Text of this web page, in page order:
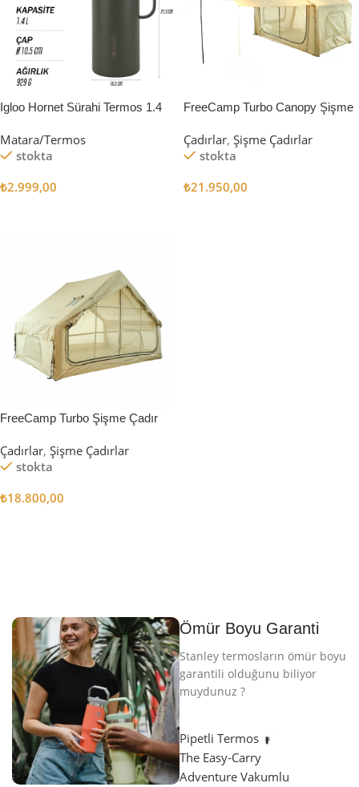
Igloo Hornet Sürahi Termos 1.4
Matara/Termos
stokta
₺2.999,00
FreeCamp Turbo Canopy Şişme
Çadırlar, Şişme Çadırlar
stokta
₺21.950,00
FreeCamp Turbo Şişme Çadır
Çadırlar, Şişme Çadırlar
stokta
₺18.800,00
Ömür Boyu Garanti
Stanley termosların ömür boyu
garantili olduğunu biliyor
muydunuz ?
Pipetli Termos
The Easy-Carry
Adventure Vakumlu